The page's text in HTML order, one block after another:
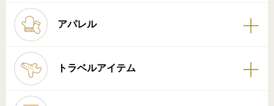
アパレル
トラベルアイテム